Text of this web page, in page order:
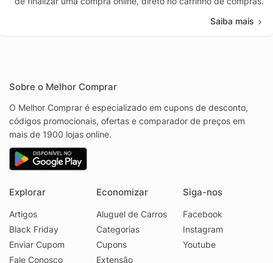
Saiba mais
Sobre o Melhor Comprar
O Melhor Comprar é especializado em cupons de desconto,
códigos promocionais, ofertas e comparador de preços em
mais de 1900 lojas online.
Explorar
Artigos
Black Friday
Enviar Cupom
Fale Conosco
Economizar
Aluguel de Carros
Categorias
Cupons
Extensão
Siga-nos
Facebook
Instagram
Youtube